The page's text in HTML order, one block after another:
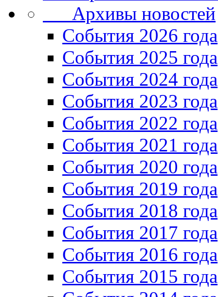
Архивы новостей
Cобытия 2026 года
События 2025 года
События 2024 года
События 2023 года
Cобытия 2022 года
Cобытия 2021 года
События 2020 года
События 2019 года
События 2018 года
События 2017 года
События 2016 года
События 2015 года